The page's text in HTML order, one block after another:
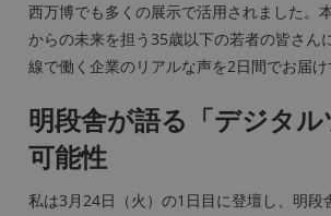
西万博でも多くの展示で活用されました。
からの未来を担う35歳以下の若者の皆さん
線で働く企業のリアルな声を2日間でお届け
明段舎が語る「デジタ
可能性
私は3月24日（火）の1日目に登壇し、明段